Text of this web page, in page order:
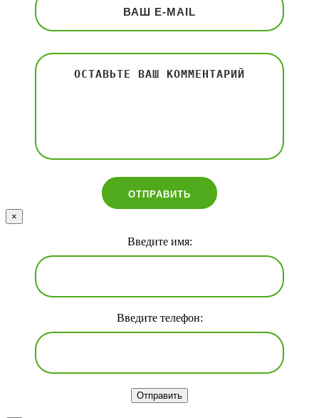
×
Введите имя:
Введите телефон:
Отправить